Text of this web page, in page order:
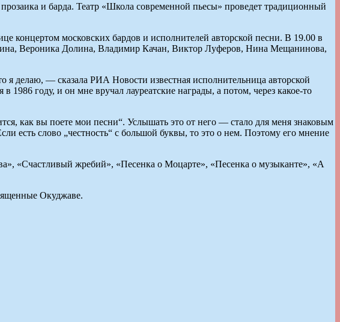
и барда. Театр «Школа современной пьесы» проведет традиционный
концертом московских бардов и исполнителей авторской песни. В 19.00 в
Вероника Долина, Владимир Качан, Виктор Луферов, Нина Мещанинова,
я делаю, — сказала РИА Новости известная исполнительница авторской
году, и он мне вручал лауреатские награды, а потом, через какое-то
как вы поете мои песни“. Услышать это от него — стало для меня знаковым
есть слово „честность“ с большой буквы, то это о нем. Поэтому его мнение
«Счастливый жребий», «Песенка о Моцарте», «Песенка о музыканте», «А
Окуджаве.